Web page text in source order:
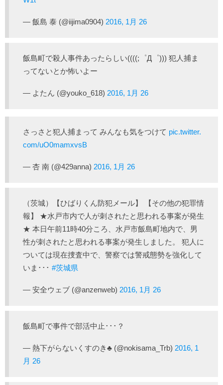
— 飯島 泰 (@iijima0904) 2016, 1月 26
飯島町で殺人事件あったらしい((((;゜Д゜))) 犯人捕ま
ってないとか怖いよー
— よたん (@youko_618) 2016, 1月 26
さっさと犯人捕まって みんなも気をつけて pic.twitter.
com/uO0mamxvsB
— 杏 南 (@429anna) 2016, 1月 26
（茨城）【ひばりくん防犯メール】 【その他の犯罪情
報】 ★水戸市内で人が刺されたと思われる事案が発生
★ 本日午前11時40分ころ、水戸市飯島町地内で、男
性が刺されたと思われる事案が発生しました。 犯人に
ついては現在捜査中で、警察では警戒態勢を強化して
いま･･･ #茨城県
— 安全ウェブ (@anzenweb) 2016, 1月 26
飯島町で事件で部活中止･･･？
— 熱下がらないくすのき♣ (@nokisama_Trb) 2016, 1
月 26